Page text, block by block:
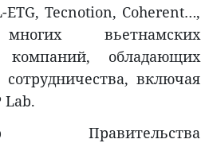
Tecnotion, Coherent…,
вьетнамских
компаний, обладающих
включая
Lab.
Правительства